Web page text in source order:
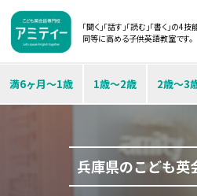
「聞く」「話す」「読む」「書く」の4技
同等に高める子供英語教室です。
満6ヶ月～1歳 1歳～2歳 2歳～3
兵庫県のこども英